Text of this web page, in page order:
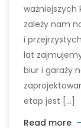
ważniejszych
zależy nam
i
lat
biur i garaży
etap jest […]
Read more